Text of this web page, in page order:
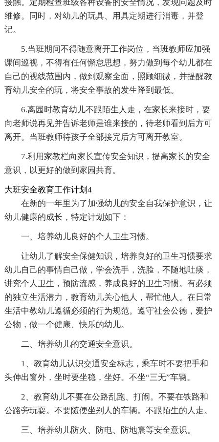
接触。定期检查班级各种设备的安全情况，发现问题及时
维修。同时，对幼儿的玩具、用具定期进行消毒，并登
记。
5.当班期间不得随意离开工作岗位，当班教师应加强
课间巡视，不得有任何懈怠思想，努力做到每个幼儿都在
自己的视线范围内，做到观察全面，照顾细微，并提醒教
育幼儿安全的玩，将安全事故的发生降到最低。
6.离园时教育幼儿不跟陌生人走，在家长来接时，要
向老师说再见并告诉老师是谁来接的，待老师看到后方可
离开。当班教师待孩子全部接完后方可离开教室。
7.利用家教栏向家长宣传安全知识，提高家长的安全
意识，以更好的做到家园共育。
大班安全教育工作计划4
在新的一年里为了加强幼儿的安全自我保护意识，让
幼儿健康的成长，特定计划如下：
一、培养幼儿良好的个人卫生习惯。
让幼儿了解安全保健知识，培养良好的卫生习惯要求
幼儿自己的事情自己做，学会洗手，洗脸，不随地吐痰，
讲究个人卫生，预防流感，养成良好的卫生习惯。有必须
的独立生活潜力，教育幼儿关心他人，帮忙他人。在日常
生活中教幼儿遵循必须的行为规范。遵守社会公德，爱护
公物，做一个健康、快乐的幼儿。
二、培养幼儿的交通安全意识。
1、教育幼儿认识交通安全标志，乘车时不要把手和
头伸出窗外，坐时要坐稳，坐好。不坐“三无”车辆。
2、教育幼儿不要在公路乱跑、打闹。不要在铁路和
公路旁玩耍。不要随便坐别人的车辆。不跟陌生的人走。
三、培养幼儿防火、防电、防地震等安全意识。